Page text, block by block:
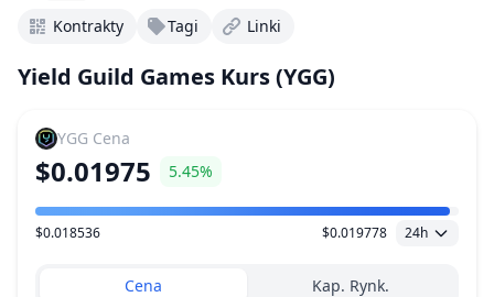
Kontrakty Tagi Linki
Yield Guild Games Kurs (YGG)
YGG Cena
$0.01975 5.45%
Zakres Cen
$0.018536 $0.019778 24h
Cena Kap. Rynk.